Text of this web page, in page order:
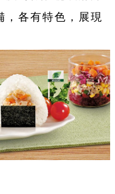
，各有特色，展現